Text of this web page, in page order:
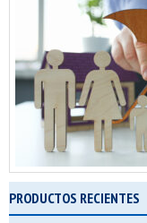
PRODUCTOS RECIENTES